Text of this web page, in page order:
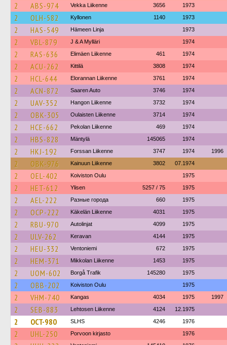
2 ABS-974 Vekka Liikenne 3656 1973
2 OLH-582 Kyllonen 1140 1973
2 HAS-549 Hämeen Linja 1973
2 VBL-879 J & A Mylläri 1974
2 RAS-636 Elimäen Liikenne 461 1974
2 ACU-262 Kittilä 3808 1974
2 HCL-644 Elorannan Liikenne 3761 1974
2 ACN-872 Saaren Auto 3746 1974
2 UAV-352 Hangon Liikenne 3732 1974
2 OBK-305 Oulaisten Liikenne 3714 1974
2 HCE-662 Pekolan Liikenne 469 1974
2 HBS-828 Mäntylä 145065 1974
2 HKJ-192 Forssan Liikenne 3747 1974 1996
2 OBK-976 Kainuun Liikenne 3802 07.1974
2 OEL-402 Koiviston Oulu 1975
2 HET-612 Ylisen 5257 / 75 1975
2 AEL-222 Разные города 660 1975
2 OCP-222 Käkelän Liikenne 4031 1975
2 RBU-970 Autolinjat 4099 1975
2 ULV-262 Keravan 4144 1975
2 HEU-332 Ventoniemi 672 1975
2 HEM-371 Mikkolan Liikenne 1453 1975
2 UOM-602 Borgå Trafik 145280 1975
2 OBB-202 Koiviston Oulu 1975
2 VHM-740 Kangas 4034 1975 1997
2 SEB-883 Lehtosen Liikenne 4124 12.1975
2 OCT-980 SLHS 4246 1976
2 UHL-250 Porvoon kirjasto 1976